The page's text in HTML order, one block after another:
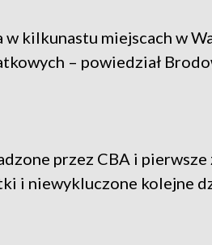
kilkunastu miejscach w
– powiedział
przez CBA i
i niewykluczone kolejne